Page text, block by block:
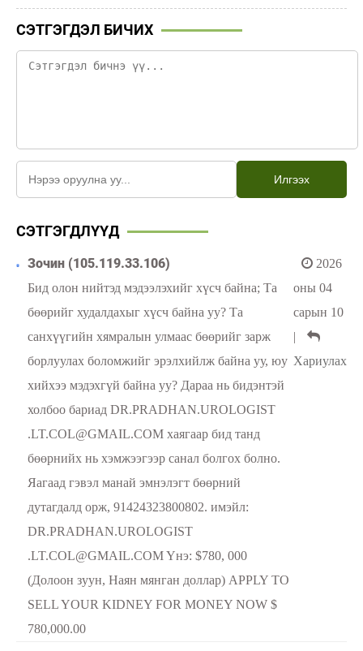
СЭТГЭГДЭЛ БИЧИХ
Илгээх
СЭТГЭГДЛҮҮД
Зочин (105.119.33.106)
Бид олон нийтэд мэдээлэхийг хүсч байна; Та
бөөрийг худалдахыг хүсч байна уу? Та
санхүүгийн хямралын улмаас бөөрийг зарж
борлуулах боломжийг эрэлхийлж байна уу, юу
хийхээ мэдэхгүй байна уу? Дараа нь бидэнтэй
холбоо бариад DR.PRADHAN.UROLOGIST
.LT.COL@GMAIL.COM хаягаар бид танд
бөөрнийх нь хэмжээгээр санал болгох болно.
Яагаад гэвэл манай эмнэлэгт бөөрний
дутагдалд орж, 91424323800802. имэйл:
DR.PRADHAN.UROLOGIST
.LT.COL@GMAIL.COM Yнэ: $780, 000
(Долоон зуун, Наян мянган доллар) APPLY TO
SELL YOUR KIDNEY FOR MONEY NOW $
780,000.00
2026
оны 04
сарын 10
|
Хариулах